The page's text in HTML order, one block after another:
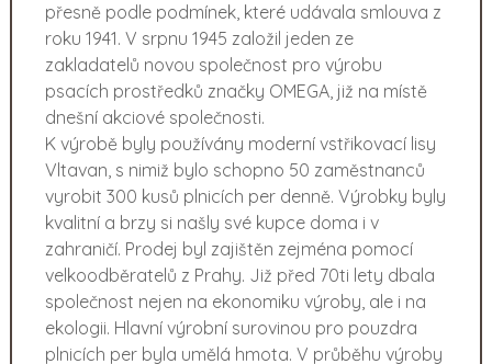
přesně podle podmínek, které udávala smlouva z
roku 1941. V srpnu 1945 založil jeden ze
zakladatelů novou společnost pro výrobu
psacích prostředků značky OMEGA, již na místě
dnešní akciové společnosti.
K výrobě byly používány moderní vstřikovací lisy
Vltavan, s nimiž bylo schopno 50 zaměstnanců
vyrobit 300 kusů plnicích per denně. Výrobky byly
kvalitní a brzy si našly své kupce doma i v
zahraničí. Prodej byl zajištěn zejména pomocí
velkoodběratelů z Prahy. Již před 70ti lety dbala
společnost nejen na ekonomiku výroby, ale i na
ekologii. Hlavní výrobní surovinou pro pouzdra
plnicích per byla umělá hmota. V průběhu výroby